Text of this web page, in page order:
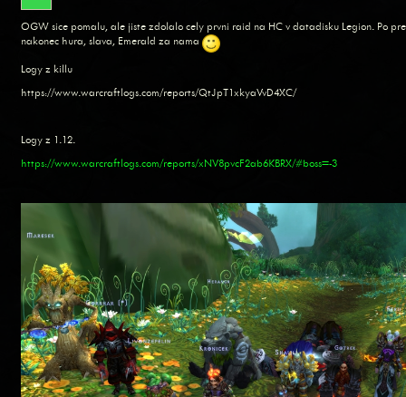
OGW sice pomalu, ale jiste zdolalo cely prvni raid na HC v datadisku Legion. Po
nakonec hura, slava, Emerald za nama
Logy z killu
https://www.warcraftlogs.com/reports/QtJpT1xkyaVvD4XC/
Logy z 1.12.
https://www.warcraftlogs.com/reports/xNV8pvcF2ab6KBRX/#boss=-3